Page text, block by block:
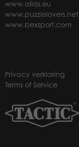
www.alias.eu
www.puzzlelovers.net
www.bexsport.com
Privacy verklaring
Terms of Service